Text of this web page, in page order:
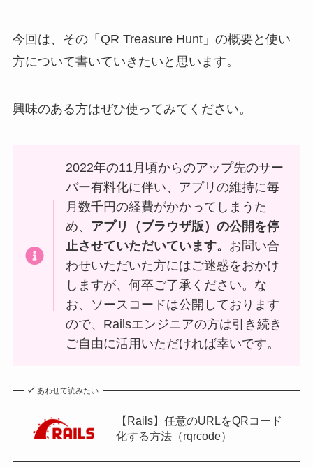
今回は、その「QR Treasure Hunt」の概要と使い
方について書いていきたいと思います。
興味のある方はぜひ使ってみてください。
2022年の11月頃からのアップ先のサー
バー有料化に伴い、アプリの維持に毎
月数千円の経費がかかってしまうた
め、 アプリ（ブラウザ版）の公開を停
止させていただいています。 お問い合
わせいただいた方にはご迷惑をおかけ
しますが、何卒ご了承ください。な
お、ソースコードは公開しております
ので、Railsエンジニアの方は引き続き
ご自由に活用いただければ幸いです。
あわせて読みたい
【Rails】任意のURLをQRコード
化する方法（rqrcode）